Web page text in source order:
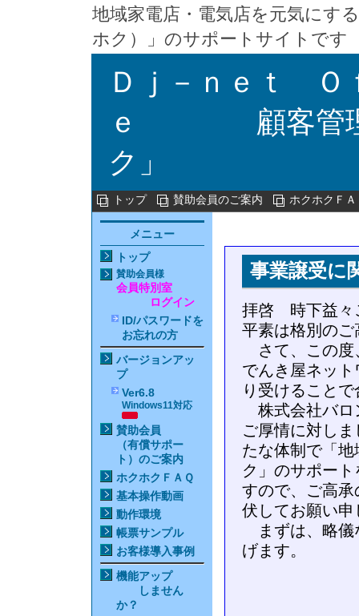
地域家電店・電気店を元気にす
ホク）」のサポートサイト
Ｄｊ－ｎｅｔ Ｏ
ｅ 顧客管理
ク」
トップ 賛助会員のご案内 ホクホクＦＡ
事業譲受に
拝啓 時下益々
平素は格別の
さて、この度
でんき屋ネッ
り受けること
株式会社バロ
ご厚情に対し
たな体制で「
ク」のサポー
すので、ご高
伏してお願い
まずは、略儀
げます。
メニュー
トップ
賛助会員様
会員特別室
ログイン
ID/パスワードを
お忘れの方
バージョンアッ
プ
Ver6.8
Windows11対応
賛助会員
（有償サポー
ト）のご案内
ホクホクＦＡＱ
基本操作動画
動作環境
帳票サンプル
お客様導入事例
機能アップ
しません
か？